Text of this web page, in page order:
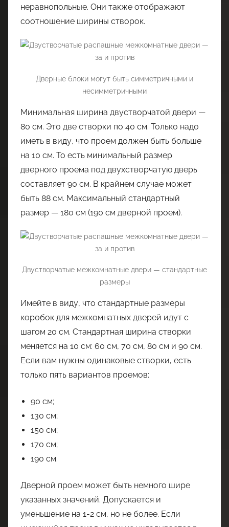
неравнопольные. Они также отображают
соотношение ширины створок.
Дверные блоки могут быть симметричными и
несимметричными
Минимальная ширина двустворчатой двери —
80 см. Это две створки по 40 см. Только надо
иметь в виду, что проем должен быть больше
на 10 см. То есть минимальный размер
дверного проема под двухстворчатую дверь
составляет 90 см. В крайнем случае может
быть 88 см. Максимальный стандартный
размер — 180 см (190 см дверной проем).
Двустворчатые межкомнатные двери — стандартные
размеры
Имейте в виду, что стандартные размеры
коробок для межкомнатных дверей идут с
шагом 20 см. Стандартная ширина створки
меняется на 10 см: 60 см, 70 см, 80 см и 90 см.
Если вам нужны одинаковые створки, есть
только пять вариантов проемов:
90 см;
130 см;
150 см;
170 см;
190 см.
Дверной проем может быть немного шире
указанных значений. Допускается и
уменьшение на 1-2 см, но не более. Если